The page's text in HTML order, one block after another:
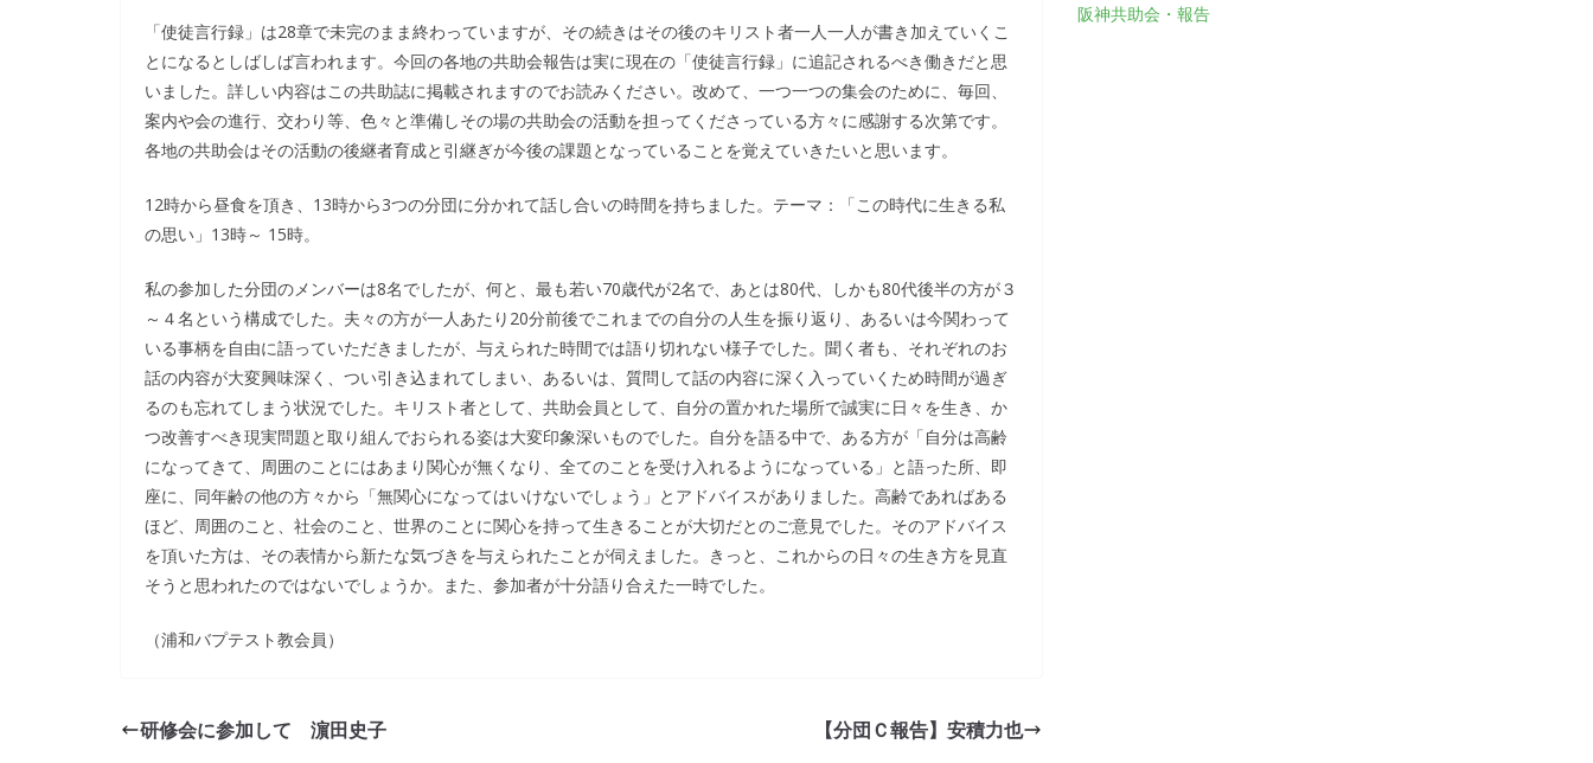
「使徒言行録」は28章で未完のまま終わっていますが、その続きはその後のキリスト者一人一人が書き加えていくこ
とになるとしばしば言われます。今回の各地の共助会報告は実に現在の「使徒言行録」に追記されるべき働きだと思
いました。詳しい内容はこの共助誌に掲載されますのでお読みください。改めて、一つ一つの集会のために、毎回、
案内や会の進行、交わり等、色々と準備しその場の共助会の活動を担ってくださっている方々に感謝する次第です。
各地の共助会はその活動の後継者育成と引継ぎが今後の課題となっていることを覚えていきたいと思います。
12時から昼食を頂き、13時から3つの分団に分かれて話し合いの時間を持ちました。テーマ：「この時代に生きる私
の思い」13時～ 15時。
私の参加した分団のメンバーは8名でしたが、何と、最も若い70歳代が2名で、あとは80代、しかも80代後半の方が３
～４名という構成でした。夫々の方が一人あたり20分前後でこれまでの自分の人生を振り返り、あるいは今関わって
いる事柄を自由に語っていただきましたが、与えられた時間では語り切れない様子でした。聞く者も、それぞれのお
話の内容が大変興味深く、つい引き込まれてしまい、あるいは、質問して話の内容に深く入っていくため時間が過ぎ
るのも忘れてしまう状況でした。キリスト者として、共助会員として、自分の置かれた場所で誠実に日々を生き、か
つ改善すべき現実問題と取り組んでおられる姿は大変印象深いものでした。自分を語る中で、ある方が「自分は高齢
になってきて、周囲のことにはあまり関心が無くなり、全てのことを受け入れるようになっている」と語った所、即
座に、同年齢の他の方々から「無関心になってはいけないでしょう」とアドバイスがありました。高齢であればある
ほど、周囲のこと、社会のこと、世界のことに関心を持って生きることが大切だとのご意見でした。そのアドバイス
を頂いた方は、その表情から新たな気づきを与えられたことが伺えました。きっと、これからの日々の生き方を見直
そうと思われたのではないでしょうか。また、参加者が十分語り合えた一時でした。
（浦和バプテスト教会員）
研修会に参加して 濵田史子 【分団Ｃ報告】安積力也
阪神共助会・報告